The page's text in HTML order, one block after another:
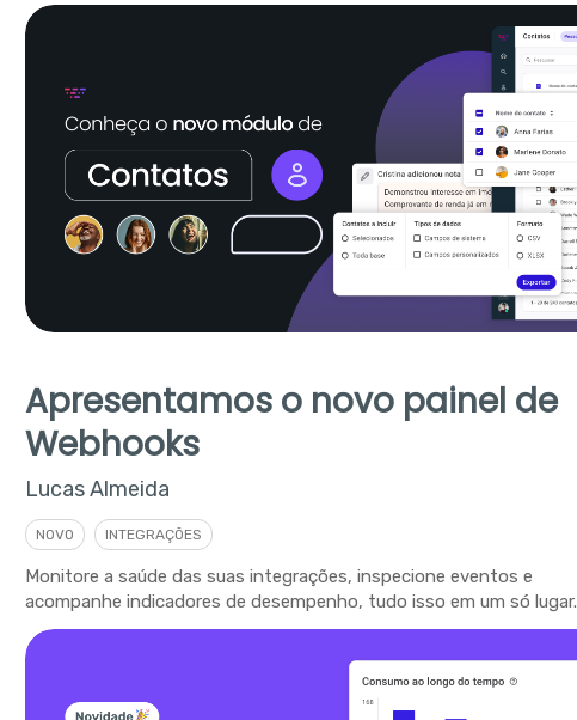
Apresentamos o novo painel de
Webhooks
Lucas Almeida
NOVO INTEGRAÇÕES
Monitore a saúde das suas integrações, inspecione eventos e
acompanhe indicadores de desempenho, tudo isso em um só lugar.